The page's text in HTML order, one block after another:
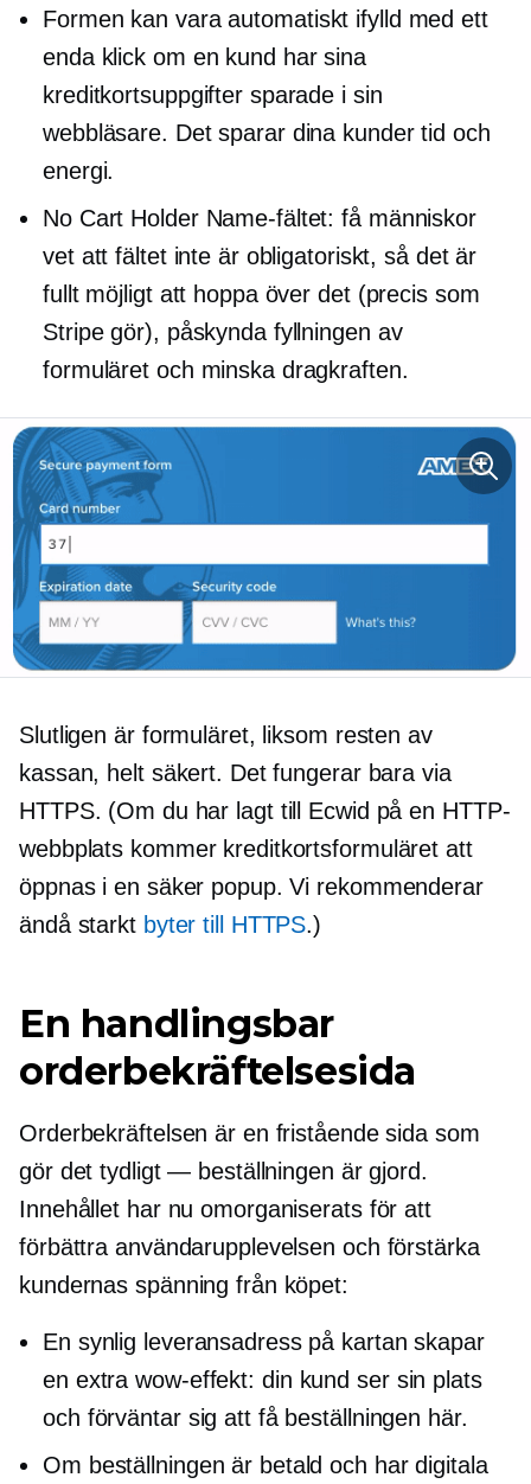
Formen kan varaautomatiskt ifylld med ett
enda klick om en kund har sina
kreditkortsuppgifter sparade i sin
webbläsare. Det sparar dina kunder tid och
energi.
No Cart Holder Name-fältet: få människor
vet att fältet inte är obligatoriskt, så det är
fullt möjligt att hoppa över det (precis som
Stripe gör), påskynda fyllningen av
formuläret och minska dragkraften.
Slutligen är formuläret, liksom resten av
kassan, helt säkert. Det fungerar bara via
HTTPS. (Om du har lagt till Ecwid på en HTTP-
webbplats kommer kreditkortsformuläret att
öppnas i en säker popup. Vi rekommenderar
ändå starkt byter till HTTPS.)
En handlingsbar
orderbekräftelsesida
Orderbekräftelsen är en fristående sida som
gör det tydligt — beställningen är gjord.
Innehållet har nu omorganiserats för att
förbättra användarupplevelsen och förstärka
kundernas spänning från köpet:
En synlig leveransadress på kartan skapar
en extrawow-effekt: din kund ser sin plats
och förväntar sig att få beställningen här.
Om beställningen är betald och har digitala